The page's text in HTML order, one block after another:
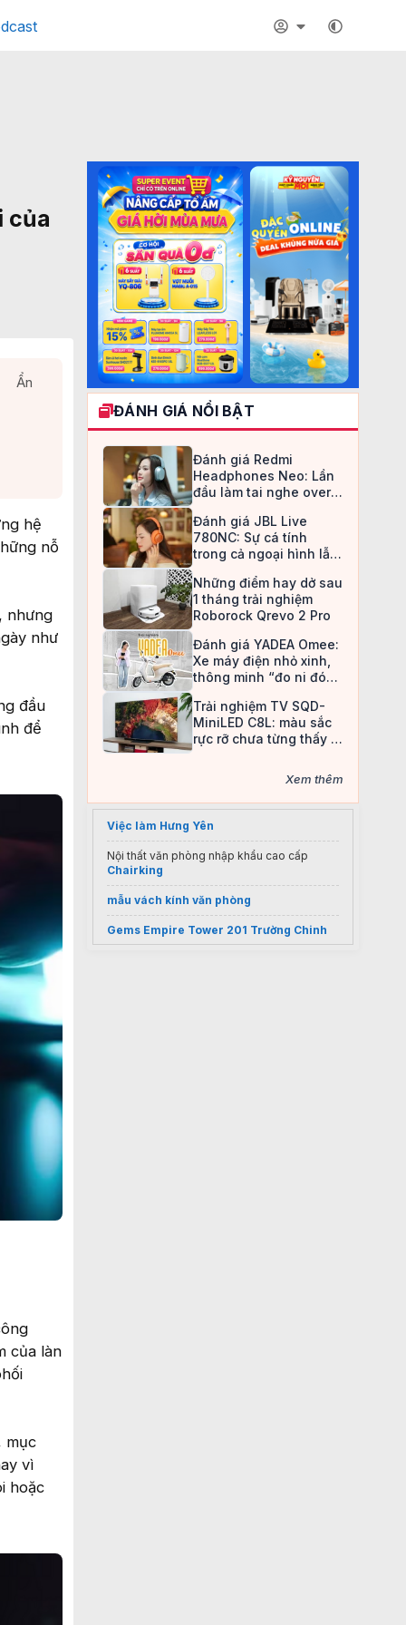
của
Ẩn
hệ
nỗ
nhưng
như
đầu
để
của làn
mục
vì
hoặc
ĐÁNH GIÁ NỔI BẬT
Đánh giá Redmi
Headphones Neo: Lần
đầu làm tai nghe over-
an toàn
Đánh giá JBL Live
780NC: Sự cá tính
trong cả ngoại hình lẫn
Những điểm hay dở sau
1 tháng trải nghiệm
Roborock Qrevo 2 Pro
Đánh giá YADEA Omee:
Xe máy điện nhỏ xinh,
thông minh “đo ni đóng
Trải nghiệm TV SQD-
MiniLED C8L: màu sắc
rực rỡ chưa từng thấy ở
Xem thêm
Việc làm Hưng Yên
Nội thất văn phòng nhập khẩu cao cấp
Chairking
mẫu vách kính văn phòng
Gems Empire Tower 201 Trường Chinh